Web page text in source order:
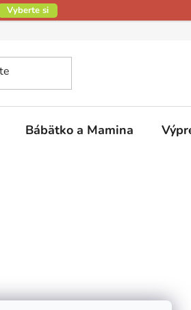
Vyberte si
Bábätko a Mamina